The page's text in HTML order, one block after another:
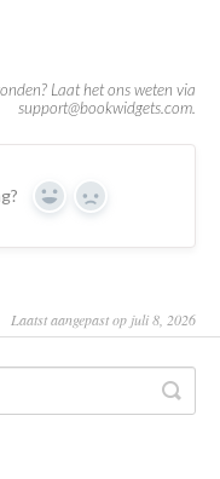
Yes No
Laatst aangepast op juli 8, 2026